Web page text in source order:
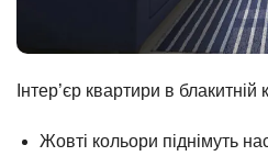
Інтер’єр квартири в блакитній
Жовті кольори піднімуть